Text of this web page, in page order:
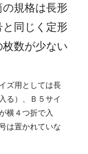
規格は長形
同じく定形
数が少ない
ズ用としては長
る）、Ｂ５サイ
横４つ折で入
は置かれていな